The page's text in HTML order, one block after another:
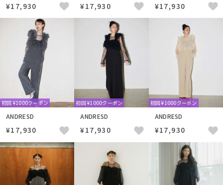
¥17,930 ¥17,930 ¥17,930
初回 ¥1000クーポン
ANDRESD
¥17,930
初回 ¥1000クーポン
ANDRESD
¥17,930
初回 ¥1000クーポン
ANDRESD
¥17,930